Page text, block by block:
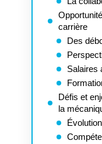
carrière
Des
Salaires
Défis et
la